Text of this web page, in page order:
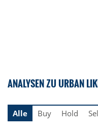
ANALYSEN ZU URBAN
Alle
Buy Hold